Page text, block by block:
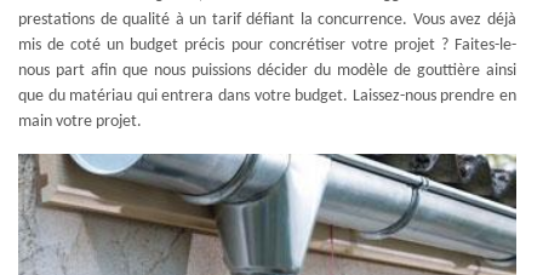
prestations de qualité à un tarif défiant la concurrence. Vous avez déjà
mis de coté un budget précis pour concrétiser votre projet ? Faites-le-
nous part afin que nous puissions décider du modèle de gouttière ainsi
que du matériau qui entrera dans votre budget. Laissez-nous prendre en
main votre projet.